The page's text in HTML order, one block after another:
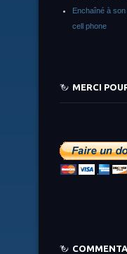
Enchaîné à
cell phone
MERCI